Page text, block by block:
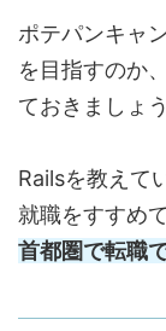
ポテパンキャ
を目指すのか
ておきましょう
Railsを教えて
就職をすすめ
首都圏で転職